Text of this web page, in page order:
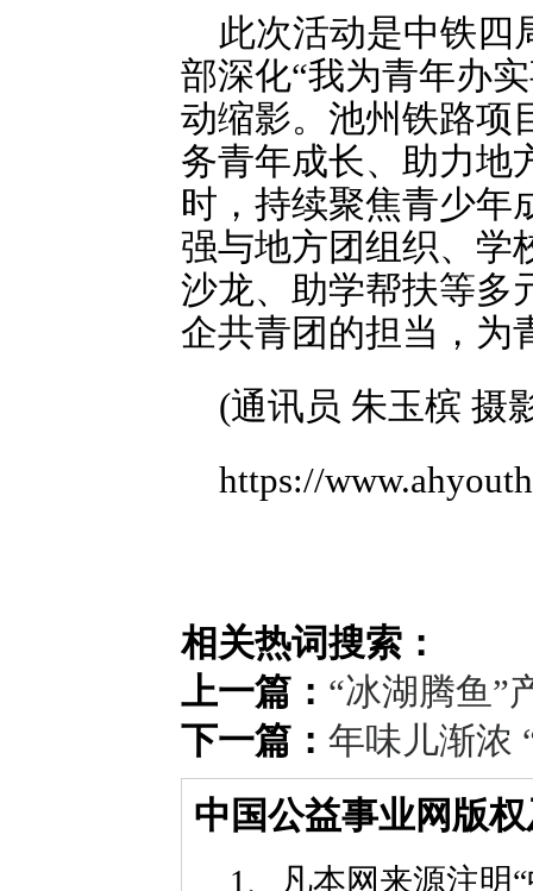
此次活动是中铁四
部深化“我为青年办
动缩影。池州铁路项
务青年成长、助力地
时，持续聚焦青少年
强与地方团组织、学
沙龙、助学帮扶等多
企共青团的担当，为
(通讯员 朱玉槟 摄
https://
相关热词搜索：
上一篇： “冰湖腾鱼”
下一篇： 年味儿渐浓
中国公益事业网版
1、凡本网来源注明